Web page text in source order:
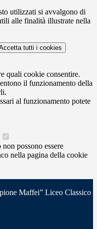
utilizzati si avvalgono di
alle finalità illustrate nella
tutti i cookies
quali cookie consentire.
il funzionamento della
al funzionamento potete
possono essere
nella pagina della cookie
Maffei” Liceo Classico